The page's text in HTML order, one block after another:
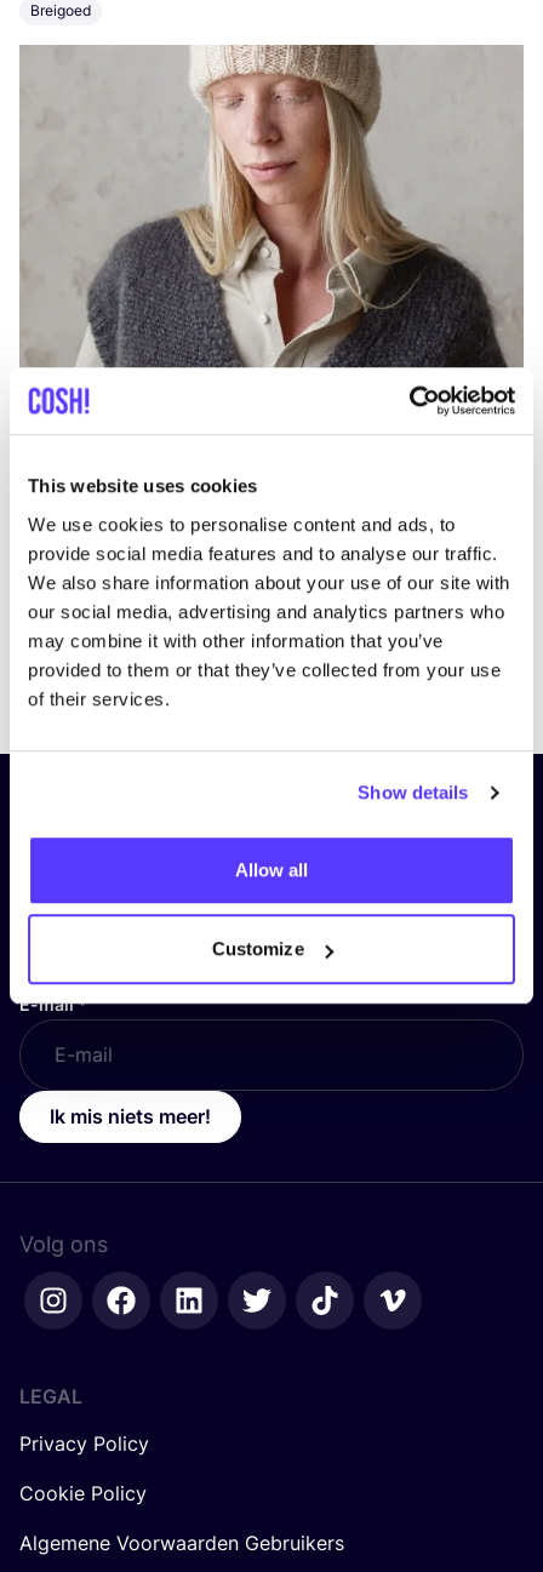
This website uses cookies
We use cookies to personalise content and ads, to
provide social media features and to analyse our traffic.
We also share information about your use of our site with
our social media, advertising and analytics partners who
may combine it with other information that you’ve
provided to them or that they’ve collected from your use
of their services.
Show details
Allow all
Customize
Breigoed
PreviousNext
Schrijf je in op onze nieuwsbrief
en blijf op de hoogte!
Voornaam*
E-mail*
Ik mis niets meer!
Volg ons
LEGAL
Privacy Policy
Cookie Policy
Algemene Voorwaarden Gebruikers